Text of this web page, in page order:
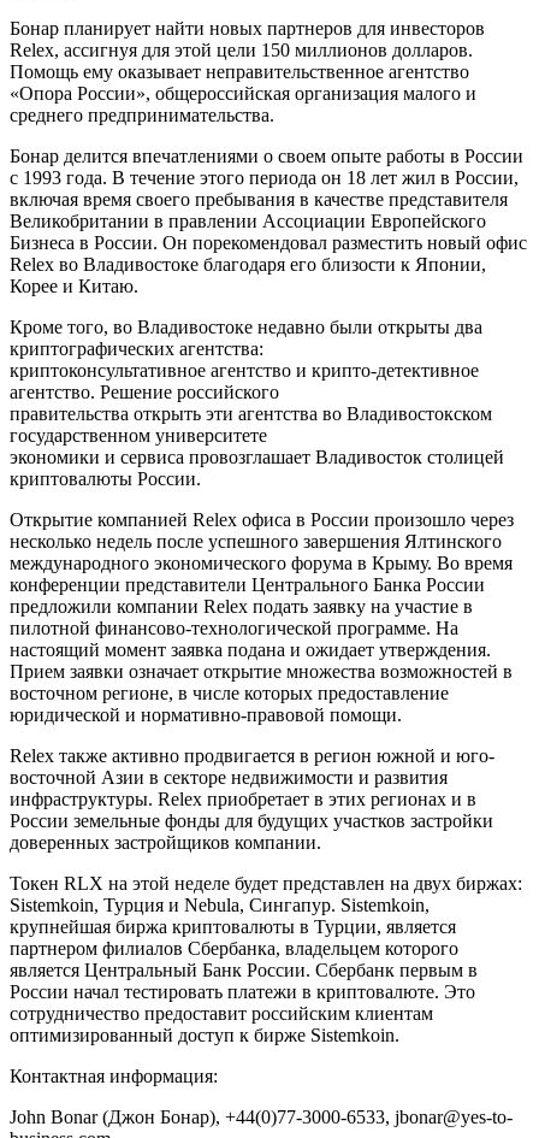
Бонар планирует найти новых партнеров для инвесторов
Relex, ассигнуя для этой цели 150 миллионов долларов.
Помощь ему оказывает неправительственное агентство
«Опора России», общероссийская организация малого и
среднего предпринимательства.
Бонар делится впечатлениями о своем опыте работы в России
с 1993 года. В течение этого периода он 18 лет жил в России,
включая время своего пребывания в качестве представителя
Великобритании в правлении Ассоциации Европейского
Бизнеса в России. Он порекомендовал разместить новый офис
Relex во Владивостоке благодаря его близости к Японии,
Корее и Китаю.
Кроме того, во Владивостоке недавно были открыты два
криптографических агентства:
криптоконсультативное агентство и крипто-детективное
агентство. Решение российского
правительства открыть эти агентства во Владивостокском
государственном университете
экономики и сервиса провозглашает Владивосток столицей
криптовалюты России.
Открытие компанией Relex офиса в России произошло через
несколько недель после успешного завершения Ялтинского
международного экономического форума в Крыму. Во время
конференции представители Центрального Банка России
предложили компании Relex подать заявку на участие в
пилотной финансово-технологической программе. На
настоящий момент заявка подана и ожидает утверждения.
Прием заявки означает открытие множества возможностей в
восточном регионе, в числе которых предоставление
юридической и нормативно-правовой помощи.
Relex также активно продвигается в регион южной и юго-
восточной Азии в секторе недвижимости и развития
инфраструктуры. Relex приобретает в этих регионах и в
России земельные фонды для будущих участков застройки
доверенных застройщиков компании.
Токен RLX на этой неделе будет представлен на двух биржах:
Sistemkoin, Турция и Nebula, Сингапур. Sistemkoin,
крупнейшая биржа криптовалюты в Турции, является
партнером филиалов Сбербанка, владельцем которого
является Центральный Банк России. Сбербанк первым в
России начал тестировать платежи в криптовалюте. Это
сотрудничество предоставит российским клиентам
оптимизированный доступ к бирже Sistemkoin.
Контактная информация:
John Bonar (Джон Бонар), +44(0)77-3000-6533, jbonar@yes-to-